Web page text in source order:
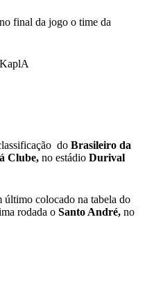
final da jogo o time da
do Brasileiro da
Clube, no estádio Durival
último colocado na tabela do
rodada o Santo André, no